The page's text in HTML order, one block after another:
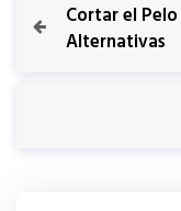
Cortar el
Alternativas